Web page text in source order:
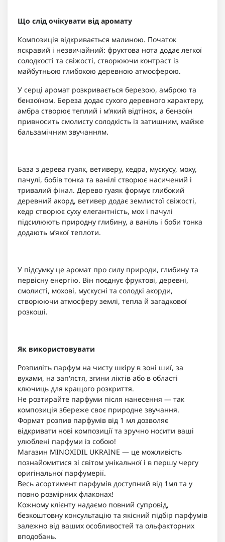
Що слід очікувати від аромату
Композиція відкривається малиною. Початок
яскравий і незвичайний: фруктова нота додає легкої
солодкості та свіжості, створюючи контраст із
майбутньою глибокою деревною атмосферою.
У серці аромат розкривається березою, амброю та
бензоїном. Береза додає сухого деревного характеру,
амбра створює теплий і м’який відтінок, а бензоїн
привносить смолисту солодкість із затишним, майже
бальзамічним звучанням.
База з дерева гуаяк, ветиверу, кедра, мускусу, моху,
пачулі, бобів тонка та ванілі створює насичений і
тривалий фінал. Дерево гуаяк формує глибокий
деревний акорд, ветивер додає землистої свіжості,
кедр створює суху елегантність, мох і пачулі
підсилюють природну глибину, а ваніль і боби тонка
додають м’якої теплоти.
У підсумку це аромат про силу природи, глибину та
первісну енергію. Він поєднує фруктові, деревні,
смолисті, мохові, мускусні та солодкі акорди,
створюючи атмосферу землі, тепла й загадкової
розкоші.
Як використовувати
Розпиліть парфум на чисту шкіру в зоні шиї, за
вухами, на зап'ястя, згини ліктів або в області
ключиць для кращого розкриття.
Не розтирайте парфуми після нанесення — так
композиція збереже своє природне звучання.
Формат розпив парфумів від 1 мл дозволяє
відкривати нові композиції та зручно носити ваші
улюблені парфуми із собою!
Магазин MINOXIDIL UKRAINE — це можливість
познайомитися зі світом унікальної і в першу чергу
оригінальної парфумерії.
Весь асортимент парфумів доступний від 1мл та у
повно розмірних флаконах!
Кожному клієнту надаємо повний супровід,
безкоштовну консультацію та якісний підбір парфумів
залежно від ваших особливостей та ольфакторних
вподобань.